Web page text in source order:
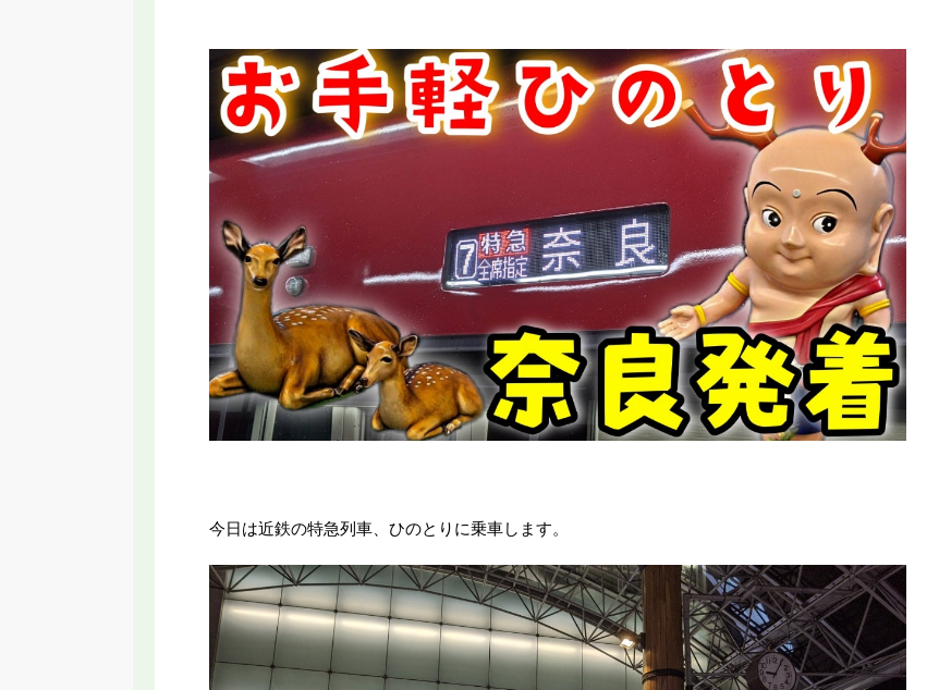
今日は近鉄の特急列車、ひのとりに乗車します。
】名古屋に変な乗り物誕生！いらない
【2026年新駅】手柄山平和公園駅を見に行
ってみた！姫路モノレールの終着駅
【全都道府県制覇】東横イン高知がオープ
ン！初日に泊まってみた